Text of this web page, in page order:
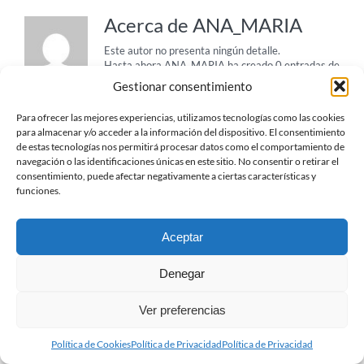
Gestionar consentimiento
Para ofrecer las mejores experiencias, utilizamos tecnologías como las cookies
para almacenar y/o acceder a la información del dispositivo. El consentimiento
de estas tecnologías nos permitirá procesar datos como el comportamiento de
navegación o las identificaciones únicas en este sitio. No consentir o retirar el
consentimiento, puede afectar negativamente a ciertas características y
funciones.
Aceptar
Denegar
Ver preferencias
Política de CookiesPolítica de PrivacidadPolítica de Privacidad
Acerca de ANA_MARIA
Este autor no presenta ningún detalle.
Hasta ahora ANA_MARIA ha creado 0 entradas de
blog.
| Protección de Datos